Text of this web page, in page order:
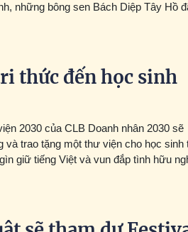
những bông sen Bách Diệp Tây Hồ
văn hóa và tình yêu dành cho trà Việt.
Lệ – một nghệ nhân trẻ gốc Hà
thức đến học sinh
2030 của CLB Doanh nhân 2030 sẽ
trao tặng một thư viện cho học sinh
giữ tiếng Việt và vun đắp tình hữu